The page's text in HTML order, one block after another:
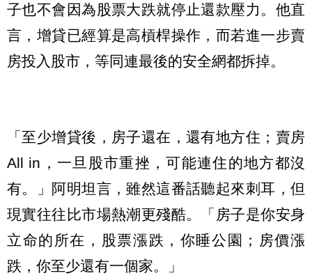
子也不會因為股票大跌就停止還款壓力。他直
言，增貸已經算是高槓桿操作，而若進一步賣
房投入股市，等同連最後的安全網都拆掉。
「至少增貸後，房子還在，還有地方住；賣房
All in，一旦股市重挫，可能連住的地方都沒
有。」阿明坦言，雖然這番話聽起來刺耳，但
現實往往比市場熱潮更殘酷。「房子是你安身
立命的所在，股票漲跌，你睡公園；房價漲
跌，你至少還有一個家。」